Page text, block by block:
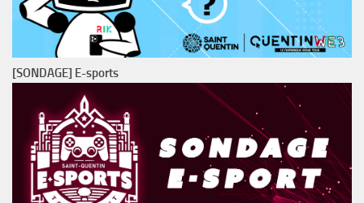
[SONDAGE] E-sports